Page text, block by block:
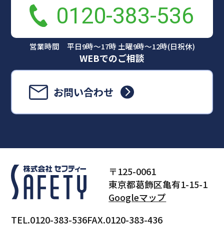
0120-383-536
営業時間 平日9時～17時 土曜9時～12時(日祝休)
WEBでのご相談
お問い合わせ
〒125-0061
東京都葛飾区亀有1-15-1
Googleマップ
TEL.0120-383-536FAX.0120-383-436